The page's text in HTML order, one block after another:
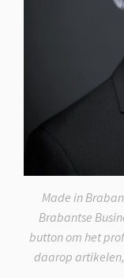
Made in
Brabantse
button om het
daarop